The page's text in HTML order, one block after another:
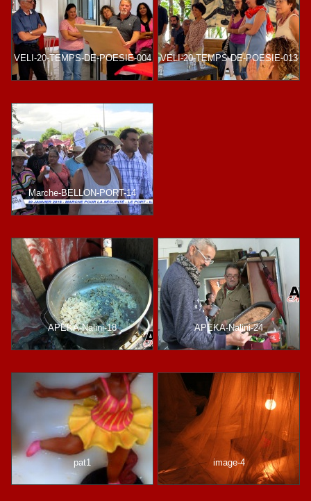
VELI-20-TEMPS-DE-POESIE-004 VELI-20-TEMPS-DE-POESIE-013
Marche-BELLON-PORT-14
APEKA-Nalini-18 APEKA-Nalini-24
pat1 image-4